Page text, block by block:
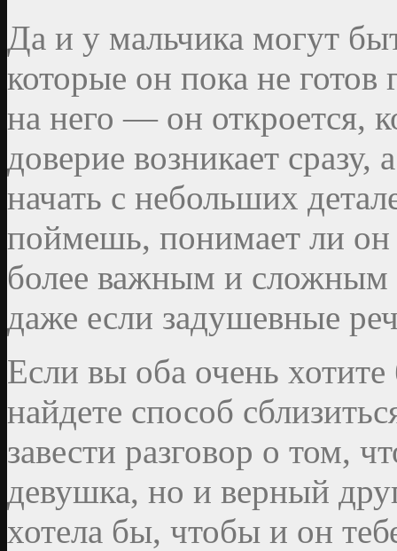
Да и у мальчика могут
которые он пока не готов
на него — он откроется,
доверие возникает
начать с небольших
поймешь, понимает ли он
более важным и
даже если задушевные
Если вы оба очень хотите
найдете способ
завести разговор о том,
девушка, но и верный
хотела бы, чтобы и он